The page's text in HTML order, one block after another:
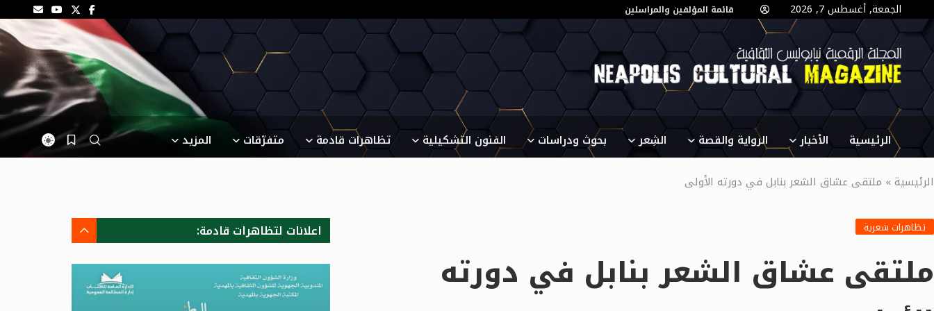
الجمعة, أغسطس 7, 2026 قائمة المؤلفين والمراسلين
الرئيسية الأخبار الرواية والقصة الشِعر بحوث ودراسات الفنون التشكيلية تظاهرات قادمة متفرّقات المزيد
الرئيسية» ملتقى عشاق الشعر بنابل في دورته الأولى
تظاهرات شعرية
ملتقى عشاق الشعر بنابل في دورته
اعلانات لتظاهرات قادمة: